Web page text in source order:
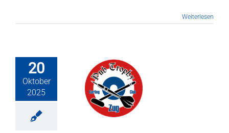
Weiterlesen
20
Oktober
2025
zur 20. Pub
Samstag,
2025 ab
Pub Trophy